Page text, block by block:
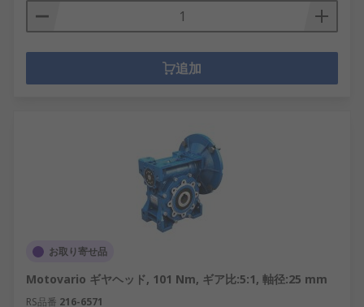
追加
お取り寄せ品
Motovario ギヤヘッド, 101 Nm, ギア比:5:1, 軸径:25 mm
RS品番 216-6571